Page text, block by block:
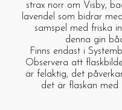
strax norr om Visby,
lavendel som bidrar
samspel med friska
denna gin
Finns endast i
Observera att
är felaktig, det
det är flaskan med